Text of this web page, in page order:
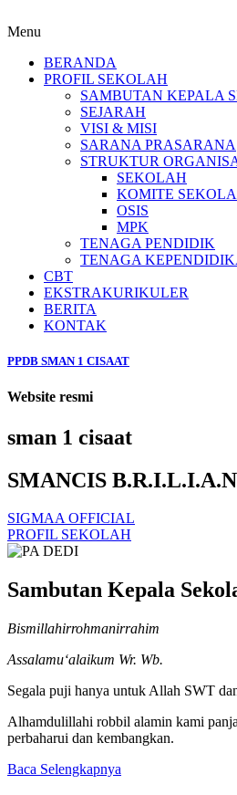
Menu
BERANDA
PROFIL SEKOLAH
SAMBUTAN KEPALA
SEJARAH
VISI & MISI
SARANA PRASARANA
STRUKTUR
SEKOLAH
KOMITE
OSIS
MPK
TENAGA PENDIDIK
TENAGA
CBT
EKSTRAKURIKULER
BERITA
KONTAK
PPDB SMAN 1 CISAAT
Website resmi
sman 1 cisaat
SMANCIS B.R.I.L.I.A.N
SIGMAA OFFICIAL
PROFIL SEKOLAH
Sambutan Kepala
Bismillahirrohmanirrahim
Assalamu‘alaikum Wr. Wb.
Segala puji hanya untuk Allah SWT
Alhamdulillahi robbil alamin kami
perbaharui dan kembangkan.
Baca Selengkapnya